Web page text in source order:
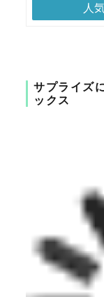
人
サプライズ
ックス